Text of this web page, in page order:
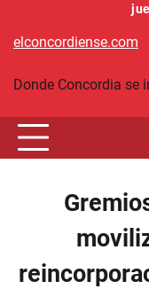
content
elconcordiense.com
Donde Concordia se